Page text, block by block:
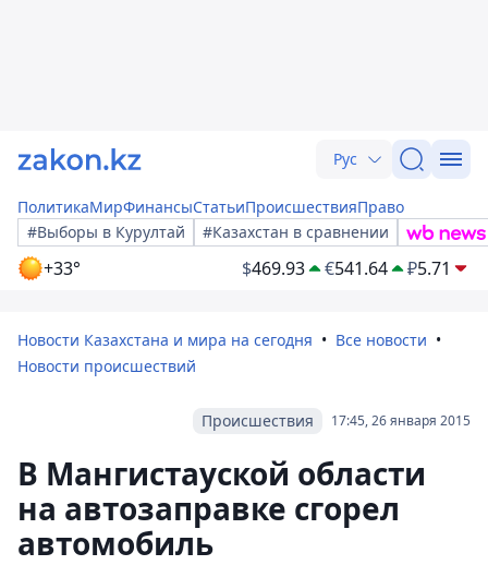
Рус
ПолитикаМирФинансыСтатьиПроисшествияПраво
#Выборы в Курултай
#Казахстан в сравнении
+33° $469.93 €541.64 ₽5.71
Новости Казахстана и мира на сегодня
Все новости
Новости происшествий
17:45, 26 января 2015
Происшествия
В Мангистауской области
на автозаправке сгорел
автомобиль